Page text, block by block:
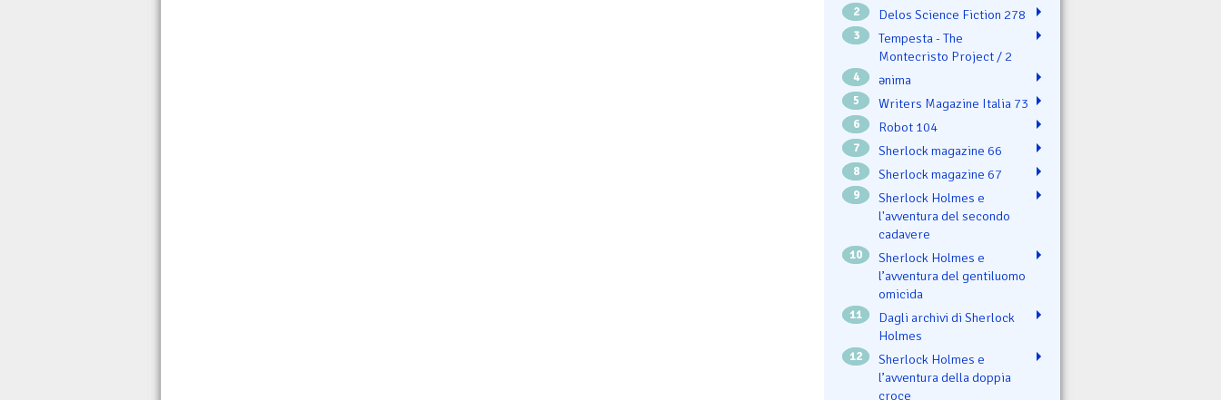
2 Delos Science Fiction 278
3
Tempesta - The
Montecristo Project / 2
4 ənima
5 Writers Magazine Italia 73
6 Robot 104
7 Sherlock magazine 66
8 Sherlock magazine 67
9
Sherlock Holmes e
l'avventura del secondo
cadavere
10
Sherlock Holmes e
l’avventura del gentiluomo
omicida
11
Dagli archivi di Sherlock
Holmes
12
Sherlock Holmes e
l’avventura della doppia
croce